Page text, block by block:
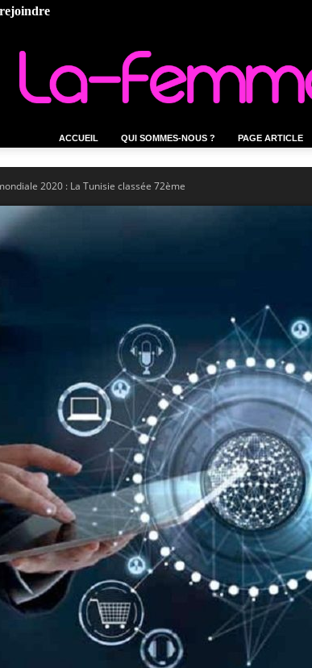
ACCUEIL QUI SOMMES-NOUS ? PAGE ARTICLE
2020 : La Tunisie classée 72ème